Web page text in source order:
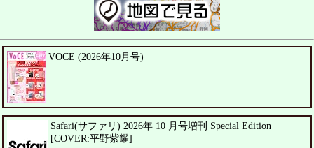
VOCE (2026年10月号)
Safari(サファリ) 2026年 10 月号増刊 Special Edition
[COVER:平野紫耀]